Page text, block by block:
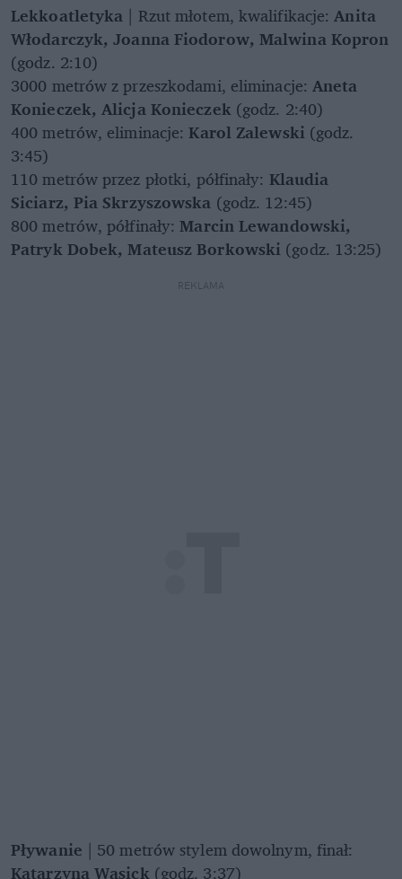
Lekkoatletyka | Rzut młotem, kwalifikacje:Anita
Włodarczyk, Joanna Fiodorow, Malwina Kopron
(godz. 2:10)
3000 metrów z przeszkodami, eliminacje: Aneta
Konieczek, Alicja Konieczek(godz. 2:40)
400 metrów, eliminacje:Karol Zalewski(godz.
3:45)
110 metrów przez płotki, półfinały: Klaudia
Siciarz, Pia Skrzyszowska (godz. 12:45)
800 metrów, półfinały:Marcin Lewandowski,
Patryk Dobek, Mateusz Borkowski (godz. 13:25)
REKLAMA
Pływanie | 50 metrów stylem dowolnym, finał:
Katarzyna Wasick(godz. 3:37)